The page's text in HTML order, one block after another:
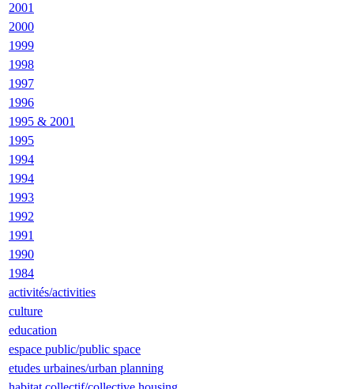
2001
2000
1999
1998
1997
1996
1995 & 2001
1995
1994
1994
1993
1992
1991
1990
1984
activités/activities
culture
education
espace public/public space
etudes urbaines/urban planning